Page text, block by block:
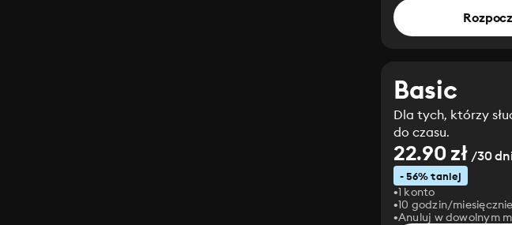
Basic
Dla tych, którzy
do czasu.
22.90 zł/30 dni
- 56% taniej
1 konto
10 godzin/miesięcznie
Anuluj w dowolnym